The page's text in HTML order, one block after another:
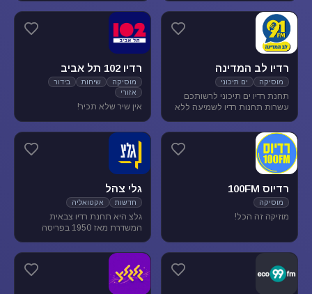
בארץ ובעולם ועד ג'אז, אלטרנטיב,
מוסיקת עולם ובלוז.
ופנאי וכמובן מוסיקה מגוונת
להנאת המאזינים
רדיו לב המדינה
מוסיקה ים תיכוני
תחנת רדיו ים תיכוני לרשותכם
עשרות תחנות רדיו לשמיעה ללא
ים תיכונית, מוסיקה לפי שפות
רדיו 102 תל אביב
מוסיקה שיחות
בידור
אזורי
אין שיר שלא תכיר!
רדיוס 100FM
מוסיקה
מוזיקה זה הכל!
גלי צהל
חדשות אקטואליה
גלצ היא תחנת רדיו צבאית
המשדרת מאז 1950 בפריסה
חדשות, תכניות אקטואליה
ותרבות, מוזיקה ועוד.